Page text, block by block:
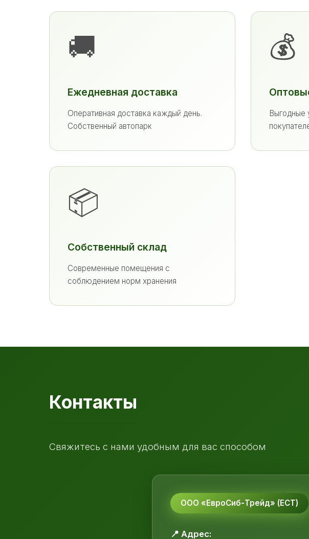
🚚
Ежедневная доставка
Оперативная доставка каждый день.
Собственный автопарк
💰
Выгодные
📦
Собственный склад
Современные помещения с
соблюдением норм хранения
Контакты
Свяжитесь с нами удобным для вас способом
ООО «ЕвроСиб-Трейд» (ЕСТ)
📍 Адрес: